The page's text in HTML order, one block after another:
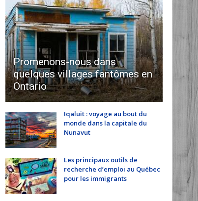
Promenons-nous dans
quelques villages fantômes en
Ontario
Iqaluit : voyage au bout du
monde dans la capitale du
Nunavut
Les principaux outils de
recherche d’emploi au Québec
pour les immigrants